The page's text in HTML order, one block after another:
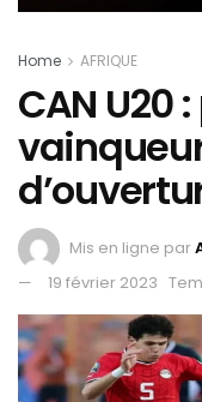
Home AFRIQUE
CAN U20
Mis en ligne par
19 février 2023